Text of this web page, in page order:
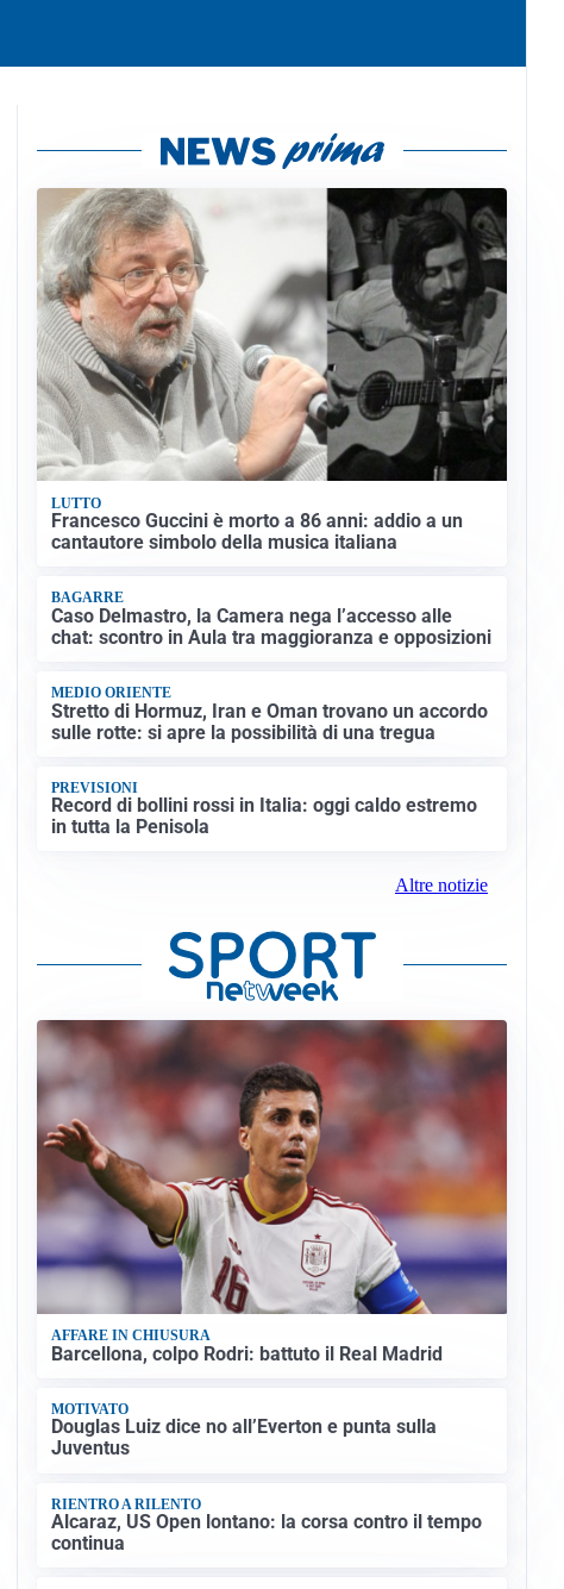
LUTTO
Francesco Guccini è morto a 86 anni: addio a un
cantautore simbolo della musica italiana
BAGARRE
Caso Delmastro, la Camera nega l’accesso alle
chat: scontro in Aula tra maggioranza e opposizioni
MEDIO ORIENTE
Stretto di Hormuz, Iran e Oman trovano un accordo
sulle rotte: si apre la possibilità di una tregua
PREVISIONI
Record di bollini rossi in Italia: oggi caldo estremo
in tutta la Penisola
Altre notizie
AFFARE IN CHIUSURA
Barcellona, colpo Rodri: battuto il Real Madrid
MOTIVATO
Douglas Luiz dice no all’Everton e punta sulla
Juventus
RIENTRO A RILENTO
Alcaraz, US Open lontano: la corsa contro il tempo
continua